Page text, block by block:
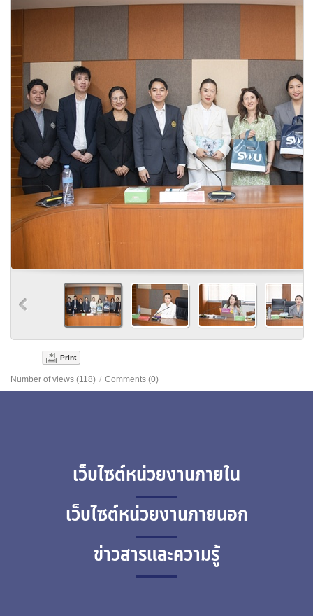
Print
Number of views (118) / Comments (0)
เว็บไซต์หน่วยงานภายใน
เว็บไซต์หน่วยงานภายนอก
ข่าวสารและความรู้